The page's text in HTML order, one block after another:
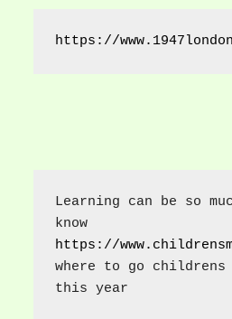
https://
Learning can be so
know
https://
where to go childrens
this year